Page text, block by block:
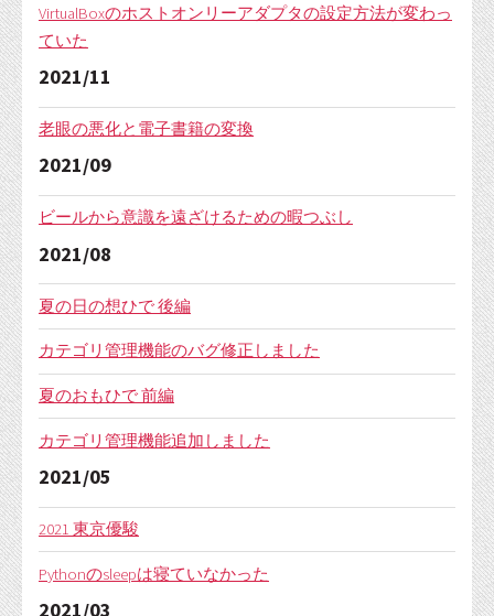
VirtualBoxのホストオンリーアダプタの設定方法が変わっ
ていた
2021/11
老眼の悪化と電子書籍の変換
2021/09
ビールから意識を遠ざけるための暇つぶし
2021/08
夏の日の想ひで 後編
カテゴリ管理機能のバグ修正しました
夏のおもひで 前編
カテゴリ管理機能追加しました
2021/05
2021 東京優駿
Pythonのsleepは寝ていなかった
2021/03